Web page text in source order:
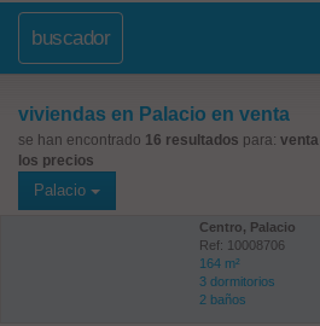
buscador
viviendas en Palacio en venta
se han encontrado 16 resultados para: venta
los precios
Palacio
Centro, Palacio
Ref: 10008706
164 m²
3 dormitorios
2 baños